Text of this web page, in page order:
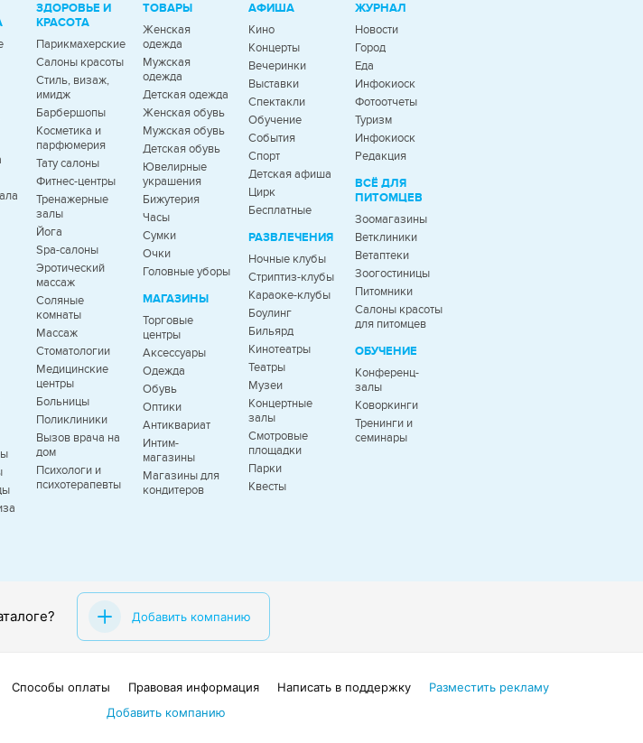
ЗДОРОВЬЕ И
КРАСОТА
Парикмахерские
Салоны красоты
Стиль, визаж,
имидж
Барбершопы
Косметика и
парфюмерия
Тату салоны
Фитнес-центры
Тренажерные
залы
Йога
Spa-салоны
Эротический
массаж
Соляные
комнаты
Массаж
Стоматологии
Медицинские
центры
Больницы
Поликлиники
Вызов врача на
дом
Психологи и
психотерапевты
ТОВАРЫ
Женская
одежда
Мужская
одежда
Детская одежда
Женская обувь
Мужская обувь
Детская обувь
Ювелирные
украшения
Бижутерия
Часы
Сумки
Очки
Головные уборы
МАГАЗИНЫ
Торговые
центры
Аксессуары
Одежда
Обувь
Оптики
Антиквариат
Интим-
магазины
Магазины для
кондитеров
АФИША
Кино
Концерты
Вечеринки
Выставки
Спектакли
Обучение
События
Спорт
Детская афиша
Цирк
Бесплатные
РАЗВЛЕЧЕНИЯ
Ночные клубы
Стриптиз-клубы
Караоке-клубы
Боулинг
Бильярд
Кинотеатры
Театры
Музеи
Концертные
залы
Смотровые
площадки
Парки
Квесты
ЖУРНАЛ
Новости
Город
Еда
Инфокиоск
Фотоотчеты
Туризм
Инфокиоск
Редакция
ВСЁ ДЛЯ
ПИТОМЦЕВ
Зоомагазины
Ветклиники
Ветаптеки
Зоогостиницы
Питомники
Салоны красоты
для питомцев
ОБУЧЕНИЕ
Конференц-
залы
Коворкинги
Тренинги и
семинары
Добавить компанию
Способы оплаты Правовая информация Написать в поддержку
Разместить рекламу
Добавить компанию